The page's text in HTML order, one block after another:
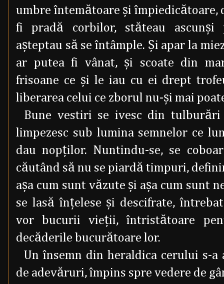
umbre întemătoare şi împiedicătoare,
fi pradă corbilor, stăteau ascunşi
aşteptau să se întâmple. Şi apar la
ar putea fi vânat, şi scoate din
frisoane ce şi le iau cu ei drept
liberarea celui ce zborul nu-şi mai
Bune vestiri se ivesc din
limpezesc sub lumina semnelor ce
dau nopţilor. Nuntindu-se, se
căutând să nu se piardă timpuri,
aşa cum sunt văzute şi aşa cum sunt
se lasă înţelese şi descifrate,
vor bucurii vieţii, întristătoare
decăderile bucurătoare lor.
Un însemn din heraldica cerului s-
de adevăruri, împins spre vedere de